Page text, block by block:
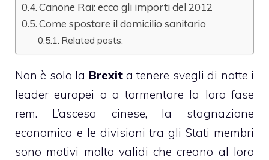
Canone Rai: ecco gli importi del 2012
Come spostare il domicilio sanitario
Related posts:
Non è solo la Brexita tenere svegli di notte i
leader europei o a tormentare la loro fase
rem. L’ascesa cinese, la stagnazione
economica e le divisioni tra gli Stati membri
sono motivi molto validi che creano al loro